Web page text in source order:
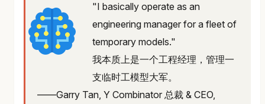
"I basically operate as an
engineering manager for a fleet of
temporary models."
我本质上是一个工程经理，管理一
支临时工模型大军。
——Garry Tan, Y Combinator 总裁 & CEO,